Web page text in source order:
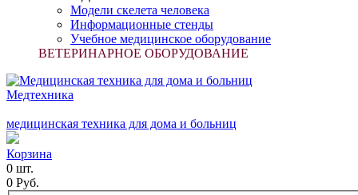
Модели скелета человека
Информационные стенды
Учебное медицинское оборудование
ВЕТЕРИНАРНОЕ ОБОРУДОВАНИЕ
Медтехника
медицинская техника для дома и больниц
Корзина
0 шт.
0 Руб.